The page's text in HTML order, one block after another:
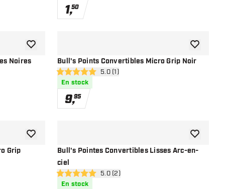
1,50
Noires
ajouter à la liste de souhaits
Bull's Points Convertibles Micro Grip Noir
ouvrir le panneau des avis
5 étoiles de notation
5.0 (1)
En stock
9,95
ajouter à
Grip
ajouter à la liste de souhaits
Bull's Pointes Convertibles Lisses Arc-en-
ciel
ouvrir le panneau des avis
5 étoiles de notation
5.0 (2)
En stock
ajouter à